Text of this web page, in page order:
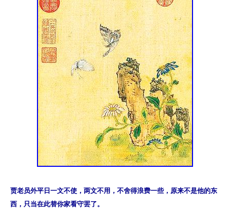
贾老员外平日一文不使，两文不用，不舍得浪费一些，原来不是他的东